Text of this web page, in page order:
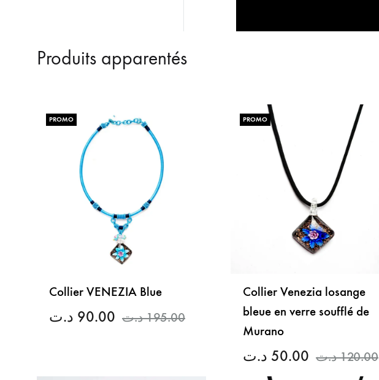
Produits apparentés
PROMO
Collier VENEZIA Blue
90.00 د.ت 195.00 د.ت
PROMO
Collier Venezia losange
bleue en verre soufflé de
Murano
50.00 د.ت 120.00 د.ت